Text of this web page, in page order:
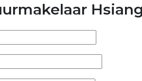
Hsiang